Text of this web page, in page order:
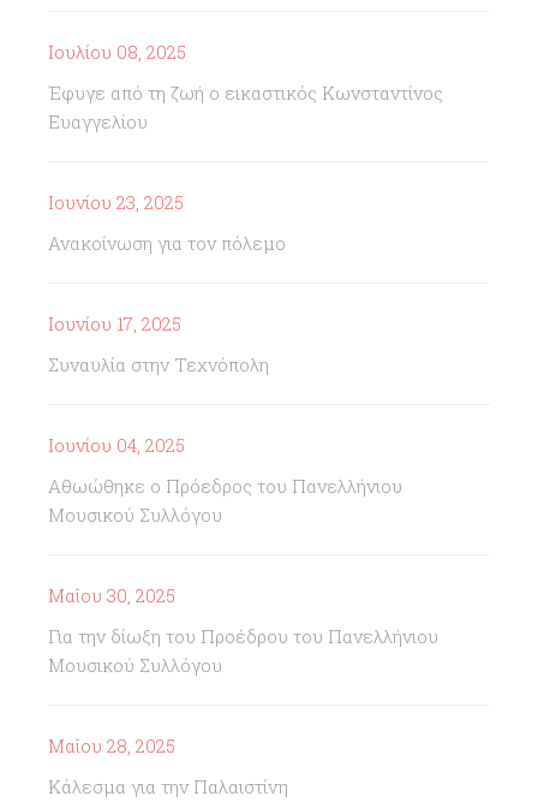
Ιουλίου 08, 2025
Έφυγε από τη ζωή ο εικαστικός Κωνσταντίνος
Ευαγγελίου
Ιουνίου 23, 2025
Ανακοίνωση για τον πόλεμο
Ιουνίου 17, 2025
Συναυλία στην Τεχνόπολη
Ιουνίου 04, 2025
Αθωώθηκε ο Πρόεδρος του Πανελλήνιου
Μουσικού Συλλόγου
Μαΐου 30, 2025
Για την δίωξη του Προέδρου του Πανελλήνιου
Μουσικού Συλλόγου
Μαΐου 28, 2025
Κάλεσμα για την Παλαιστίνη